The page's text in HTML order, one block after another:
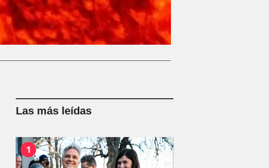
Las más leídas
1